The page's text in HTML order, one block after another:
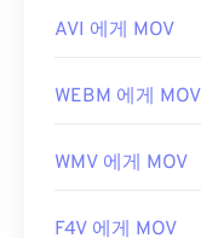
AVI 에게 MOV
WEBM 에게 MOV
WMV 에게 MOV
F4V 에게 MOV